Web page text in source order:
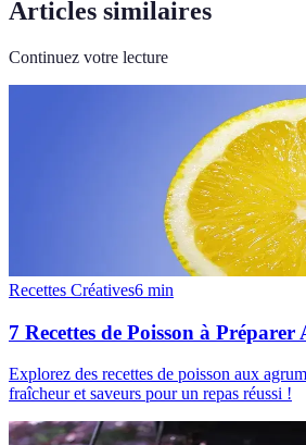
Articles similaires
Continuez votre lecture
Recettes Créatives6 min
7 Recettes de Poisson à Préparer
Explorez des recettes de poisson aux
fraîcheur et saveurs pour un repas réussi !